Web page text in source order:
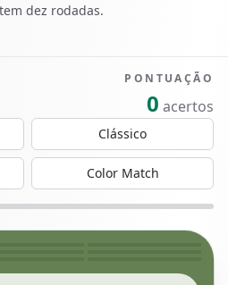
dez rodadas.
PONTUAÇÃO
0 acertos
Clássico
Color Match
Bloco de
Bloco de
Bloco de cor ocultoBloco de